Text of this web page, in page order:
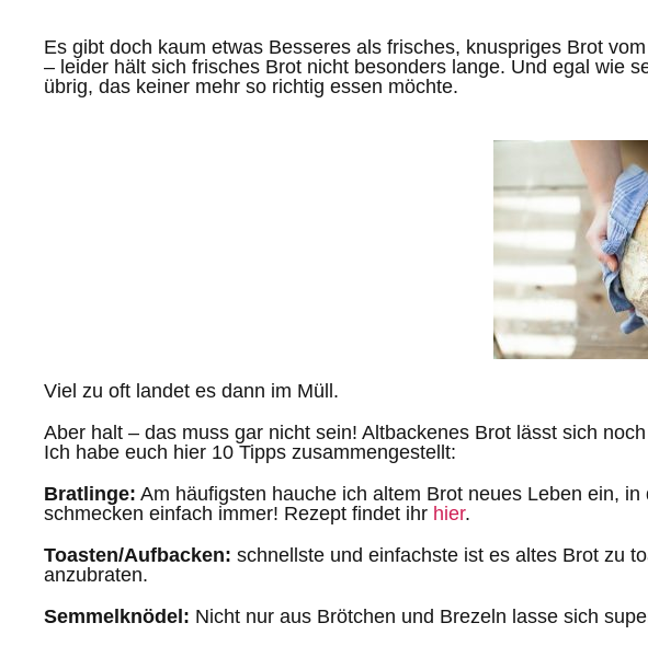
Es gibt doch kaum etwas Besseres als frisches, knuspriges Brot
– leider hält sich frisches Brot nicht besonders lange. Und egal wie
übrig, das keiner mehr so richtig essen möchte.
Viel zu oft landet es dann im Müll.
Aber halt – das muss gar nicht sein! Altbackenes Brot lässt sich
Ich habe euch hier 10 Tipps zusammengestellt:
Bratlinge: Am häufigsten hauche ich altem Brot neues Leben ein,
schmecken einfach immer! Rezept findet ihr hier.
Toasten/Aufbacken: schnellste und einfachste ist es altes Brot zu
anzubraten.
Semmelknödel: Nicht nur aus Brötchen und Brezeln lasse sich